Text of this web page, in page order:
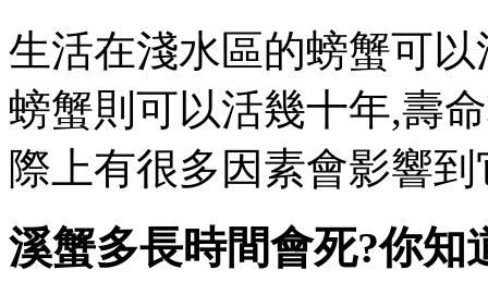
生活在淺水區的螃蟹可
螃蟹則可以活幾十年,壽命
際上有很多因素會影響到它
溪蟹多長時間會死?你知